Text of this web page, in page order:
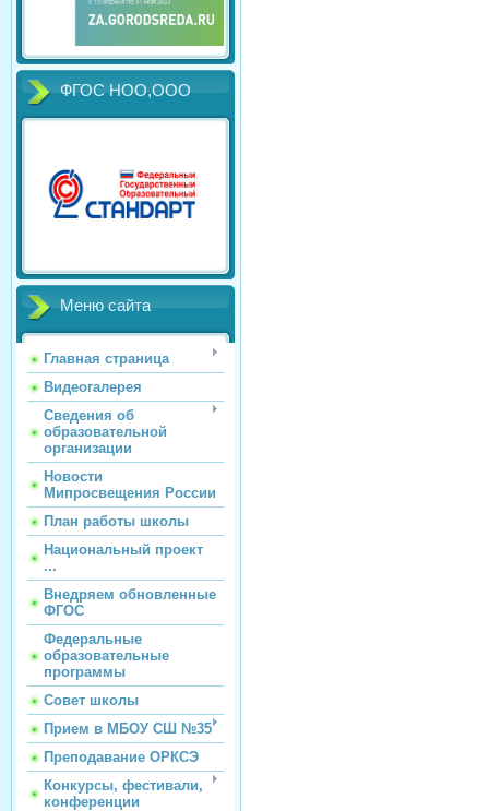
ФГОС НОО,ООО
Меню сайта
Главная страница
Видеогалерея
Сведения об
образовательной
организации
Новости
Мипросвещения России
План работы школы
Национальный проект
...
Внедряем обновленные
ФГОС
Федеральные
образовательные
программы
Совет школы
Прием в МБОУ СШ №35
Преподавание ОРКСЭ
Конкурсы, фестивали,
конференции